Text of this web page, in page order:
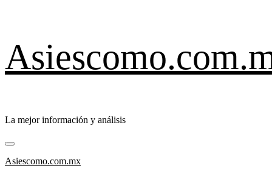
contenido
La mejor información y análisis
Menú
primario
Asiescomo.com.mx